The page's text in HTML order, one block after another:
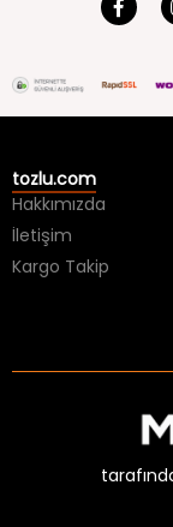
tozlu.com
Hakkımızda
İletişim
Kargo Takip